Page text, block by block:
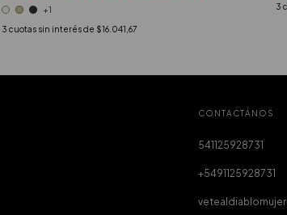
+1
3 cuotas sin interés de $16.041,67
3
CONTACTÁNOS
541125928731
+5491125928731